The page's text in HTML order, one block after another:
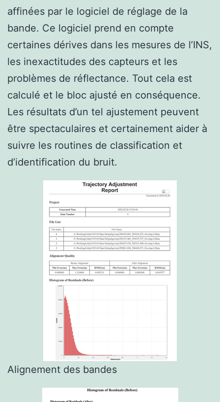
affinées par le logiciel de réglage de la
bande. Ce logiciel prend en compte
certaines dérives dans les mesures de l’INS,
les inexactitudes des capteurs et les
problèmes de réflectance. Tout cela est
calculé et le bloc ajusté en conséquence.
Les résultats d’un tel ajustement peuvent
être spectaculaires et certainement aider à
suivre les routines de classification et
d’identification du bruit.
Alignement des bandes